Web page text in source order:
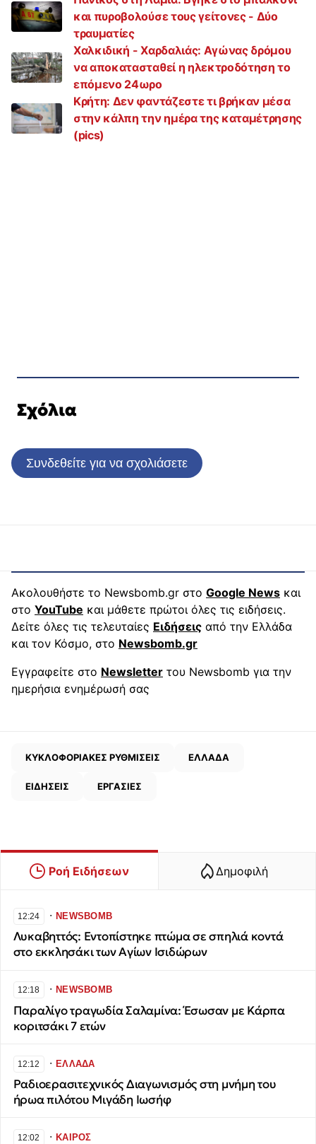
και πυροβολούσε τους γείτονες - Δύο
τραυματίες
Χαλκιδική - Χαρδαλιάς: Αγώνας δρόμου
να αποκατασταθεί η ηλεκτροδότηση το
επόμενο 24ωρο
Κρήτη: Δεν φαντάζεστε τι βρήκαν μέσα
στην κάλπη την ημέρα της καταμέτρησης
(pics)
Σχόλια
Συνδεθείτε για να σχολιάσετε
Ακολουθήστε το Newsbomb.gr στο Google News και
στο YouTube και μάθετε πρώτοι όλες τις ειδήσεις.
Δείτε όλες τις τελευταίες Ειδήσεις από την Ελλάδα
και τον Κόσμο, στο Newsbomb.gr
Εγγραφείτε στο Newsletter του Newsbomb για την
ημερήσια ενημέρωσή σας
ΚΥΚΛΟΦΟΡΙΑΚΕΣ ΡΥΘΜΙΣΕΙΣ ΕΛΛΑΔΑ
ΕΙΔΗΣΕΙΣ ΕΡΓΑΣΙΕΣ
Ροή Ειδήσεων Δημοφιλή
12:24 ∙NEWSBOMB
Λυκαβηττός: Εντοπίστηκε πτώμα σε σπηλιά κοντά
στο εκκλησάκι των Αγίων Ισιδώρων
12:18 ∙NEWSBOMB
Παραλίγο τραγωδία Σαλαμίνα: Έσωσαν με Κάρπα
κοριτσάκι 7 ετών
12:12 ∙ΕΛΛΑΔΑ
Ραδιοερασιτεχνικός Διαγωνισμός στη μνήμη του
ήρωα πιλότου Μιγάδη Ιωσήφ
12:02 ∙ΚΑΙΡΟΣ